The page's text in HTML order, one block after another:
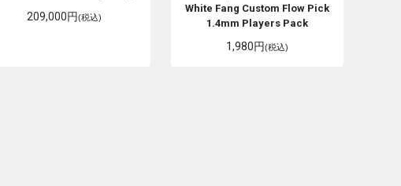
209,000円(税込)
White Fang Custom Flow Pick
1.4mm Players Pack
1,980円(税込)